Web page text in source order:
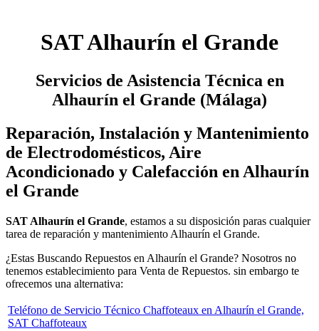
SAT Alhaurín el Grande
Servicios de Asistencia Técnica en
Alhaurín el Grande (Málaga)
Reparación, Instalación y Mantenimiento
de Electrodomésticos, Aire
Acondicionado y Calefacción en Alhaurín
el Grande
SAT Alhaurín el Grande, estamos a su disposición paras cualquier
tarea de reparación y mantenimiento Alhaurín el Grande.
¿Estas Buscando Repuestos en Alhaurín el Grande? Nosotros no
tenemos establecimiento para Venta de Repuestos. sin embargo te
ofrecemos una alternativa:
Teléfono de Servicio Técnico Chaffoteaux en Alhaurín el Grande,
SAT Chaffoteaux